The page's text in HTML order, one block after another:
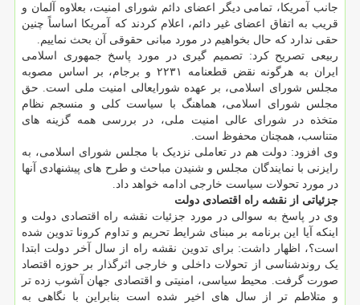
جانب آمریکا، تمامی دیگر اعضای دائم شورای امنیت، بعلاوه آلمان و
قریب به اتفاق اعضای غیر دائم، اعلام کردند که آمریکا اساساً چنین
حقی ندارد که حال بخواهیم در مورد مبانی حقوقی آن بحث نماییم.
ربیعی تصریح کرد: تصمیم گیری در مورد پاسخ جمهوری اسلامی
ایران به هرگونه نقض قطعنامه ۲۲۳۱ و برجام، بر اساس مصوبه
مجلس شورای اسلامی، بر عهده شورایعالی امنیت ملی است. حق
مجلس شورای اسلامی، هماهنگ با سیاست کلی و منسجم نظام
متخذه در شورای عالی امنیت ملی، در بررسی همه گزینه های
متناسب، همچنان محفوظ است.
وی افزود: دولت هم در تعاملی نزدیک با مجلس شورای اسلامی، به
رایزنی با نمایندگان مجلس و شنیدن مباحث و طرح های پیشنهادی آنها
در مورد تحولات سیاست خارجی ادامه خواهد داد.
جزئیاتی از نقشه راه اقتصادی دولت
وی در پاسخ به سوالی در مورد جزئیات نقشه راه اقتصادی دولت و
اینکه آیا این برنامه بر مبنای شرایط تحریم و تداوم کرونا تدوین شده
است؟، اظهار داشت: برای تدوین نقشه راه از سال آخر دولت ابتدا
یک روندشناسی از تحولات داخلی و خارجی اثرگذار بر حوزه اقتصاد
صورت گرفت. محیط سیاسی، امنیتی و اقتصادی جهان آشوب زده تر
و متلاطم تر از سال های اخیر شده است بنابراین با نگاهی به